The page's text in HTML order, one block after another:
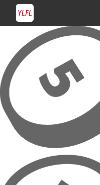
Hoppa till huvudinnehåll